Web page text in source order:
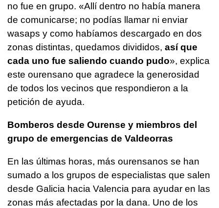
no fue en grupo. «Allí dentro no había manera
de comunicarse; no podías llamar ni enviar
wasaps y como habíamos descargado en dos
zonas distintas, quedamos divididos, así que
cada uno fue saliendo cuando pudo», explica
este ourensano que agradece la generosidad
de todos los vecinos que respondieron a la
petición de ayuda.
Bomberos desde Ourense y miembros del
grupo de emergencias de Valdeorras
En las últimas horas, más ourensanos se han
sumado a los grupos de especialistas que salen
desde Galicia hacia Valencia para ayudar en las
zonas más afectadas por la dana. Uno de los